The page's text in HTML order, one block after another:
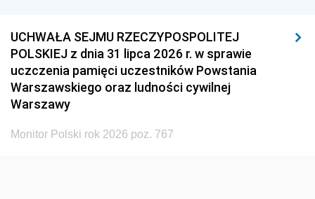
UCHWAŁA SEJMU RZECZYPOSPOLITEJ
POLSKIEJ z dnia 31 lipca 2026 r. w sprawie
uczczenia pamięci uczestników Powstania
Warszawskiego oraz ludności cywilnej
Warszawy
Monitor Polski rok 2026 poz. 767